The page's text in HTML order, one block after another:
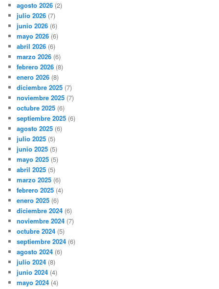
agosto 2026 (2)
julio 2026 (7)
junio 2026 (6)
mayo 2026 (6)
abril 2026 (6)
marzo 2026 (6)
febrero 2026 (8)
enero 2026 (8)
diciembre 2025 (7)
noviembre 2025 (7)
octubre 2025 (6)
septiembre 2025 (6)
agosto 2025 (6)
julio 2025 (5)
junio 2025 (5)
mayo 2025 (5)
abril 2025 (5)
marzo 2025 (6)
febrero 2025 (4)
enero 2025 (6)
diciembre 2024 (6)
noviembre 2024 (7)
octubre 2024 (5)
septiembre 2024 (6)
agosto 2024 (6)
julio 2024 (8)
junio 2024 (4)
mayo 2024 (4)